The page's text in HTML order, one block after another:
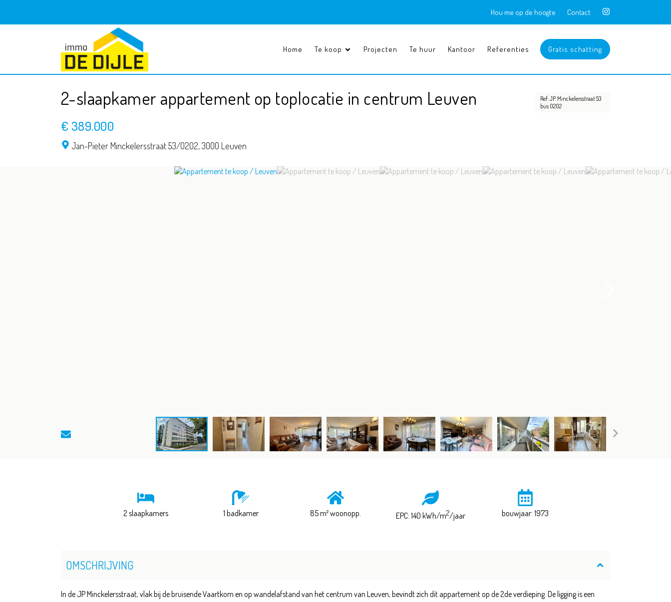
Hou me op de hoogte Contact
Home Te koop Projecten Te huur Kantoor Referenties Gratis schatting
2-slaapkamer appartement op toplocatie in centrum Leuven
€ 389.000
Jan-Pieter Minckelersstraat 53/0202,3000 Leuven
Ref: JP. Minckelersstraat 53
bus 0202
2 slaapkamers 1 badkamer 85 m² woonopp. EPC: 140 kWh/m2/jaar bouwjaar: 1973
OMSCHRIJVING
In de JP Minckelersstraat, vlak bij de bruisende Vaartkom en op wandelafstand van het centrum van Leuven, bevindt zich dit appartement op de 2de verdieping. De ligging is een